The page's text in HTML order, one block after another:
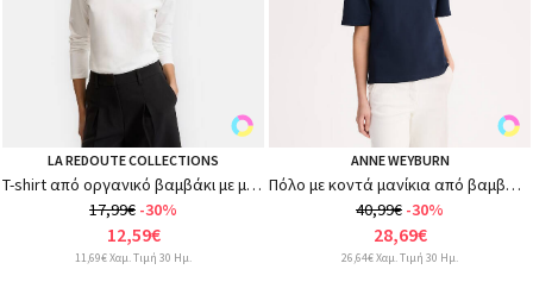
LA REDOUTE COLLECTIONS
T-shirt από οργανικό βαμβάκι με μακριά μανίκια
17,99€ -30%
12,59€
11,69€ Χαμ. Τιμή 30 Ημ.
ANNE WEYBURN
Πόλο με κοντά μανίκια από βαμβακερό πικέ
40,99€ -30%
28,69€
26,64€ Χαμ. Τιμή 30 Ημ.